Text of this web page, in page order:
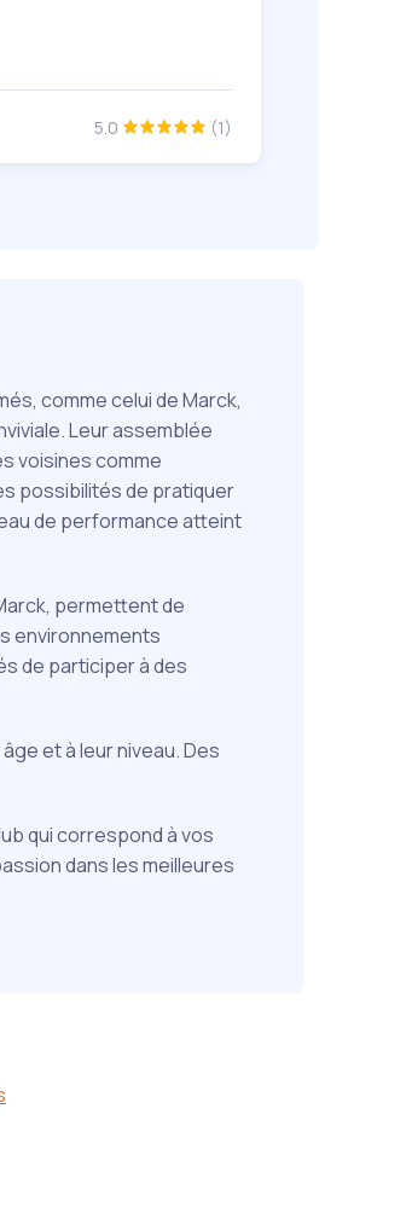
5.0 (1)
comme celui de Marck,
Leur assemblée
voisines comme
possibilités de pratiquer
de performance atteint
permettent de
environnements
de participer à des
et à leur niveau. Des
qui correspond à vos
dans les meilleures